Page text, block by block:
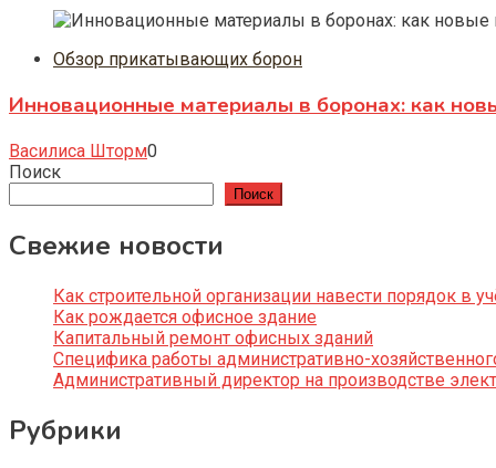
Обзор прикатывающих борон
Инновационные материалы в боронах: как
Василиса Шторм0
Поиск
Поиск
Свежие новости
Как строительной организации навести порядок в
Как рождается офисное здание
Капитальный ремонт офисных зданий
Специфика работы административно-
Административный директор на производстве
Рубрики